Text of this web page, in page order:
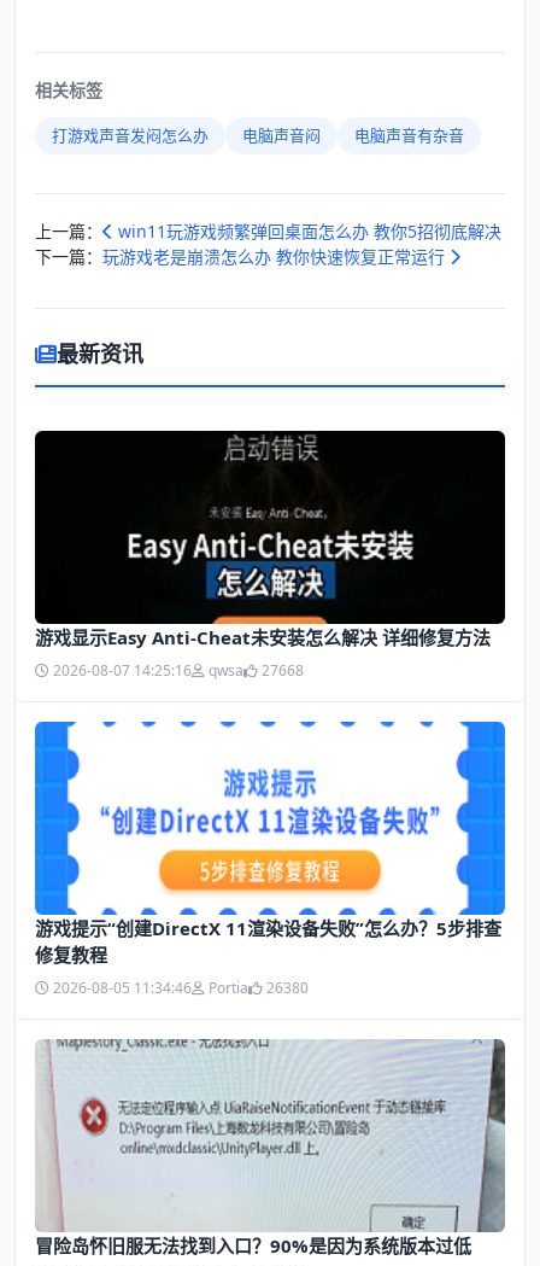
相关标签
打游戏声音发闷怎么办 电脑声音闷 电脑声音有杂音
上一篇：
win11玩游戏频繁弹回桌面怎么办 教你5招彻底解决
下一篇： 玩游戏老是崩溃怎么办 教你快速恢复正常运行
最新资讯
游戏显示Easy Anti-Cheat未安装怎么解决 详细修复方法
2026-08-07 14:25:16 qwsa 27668
游戏提示“创建DirectX 11渲染设备失败”怎么办？5步排查
修复教程
2026-08-05 11:34:46 Portia 26380
冒险岛怀旧服无法找到入口？90%是因为系统版本过低